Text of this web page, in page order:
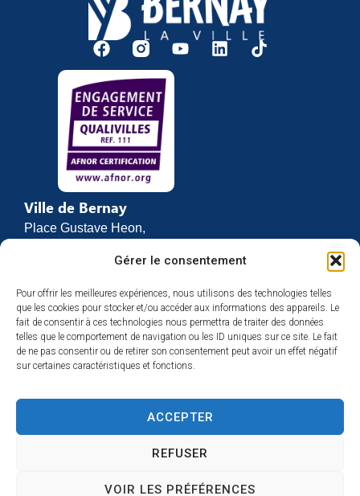
Gérer le consentement
Pour offrir les meilleures expériences, nous utilisons des technologies telles
que les cookies pour stocker et/ou accéder aux informations des appareils. Le
fait de consentir à ces technologies nous permettra de traiter des données
telles que le comportement de navigation ou les ID uniques sur ce site. Le fait
de ne pas consentir ou de retirer son consentement peut avoir un effet négatif
sur certaines caractéristiques et fonctions.
ACCEPTER
REFUSER
VOIR LES PRÉFÉRENCES
Ville de Bernay
Place Gustave Heon,
27307 BERNAY
02 32 46 63 00
Contact
Horaires d’ouverture
Du lundi au vendredi :
et de 13h30 à 17h